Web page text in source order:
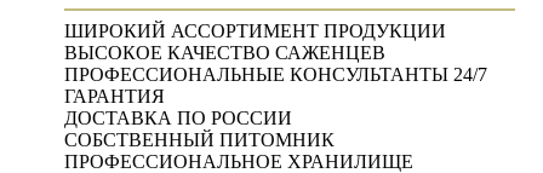
ШИРОКИЙ АССОРТИМЕНТ ПРОДУКЦИИ
ВЫСОКОЕ КАЧЕСТВО САЖЕНЦЕВ
ПРОФЕССИОНАЛЬНЫЕ КОНСУЛЬТАНТЫ 24/7
ГАРАНТИЯ
ДОСТАВКА ПО РОССИИ
СОБСТВЕННЫЙ ПИТОМНИК
ПРОФЕССИОНАЛЬНОЕ ХРАНИЛИЩЕ